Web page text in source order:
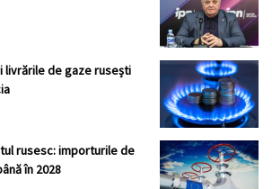
livrările de gaze rusești
rusesc: importurile de
în 2028